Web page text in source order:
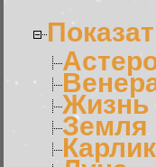
Жизнь
Земля